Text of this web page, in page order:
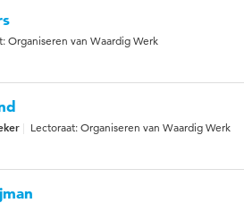
Organiseren van Waardig Werk
Lectoraat: Organiseren van Waardig Werk